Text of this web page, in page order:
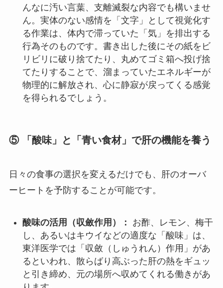
んなに汚い言葉、支離滅裂な内容でも構いませ
ん。実体のない感情を「文字」として視覚化す
る作業は、体内で滞っていた「気」を排出する
行為そのものです。書き出した後にその紙をビ
リビリに破り捨てたり、丸めてゴミ箱へ投げ捨
てたりすることで、溜まっていたエネルギーが
物理的に解放され、心に静寂が戻ってくる感覚
を得られるでしょう。
⑤ 「酸味」と「青い食材」で肝の機能を養う
日々の食事の選択を変えるだけでも、肝のオーバ
ーヒートを予防することが可能です。
酸味の活用（収斂作用）：
お酢、レモン、梅干
し、あるいはキウイなどの適度な「酸味」は、
東洋医学では「収斂（しゅうれん）作用」があ
るといわれ、散らばり高ぶった肝の熱をギュッ
と引き締め、元の場所へ収めてくれる働きがあ